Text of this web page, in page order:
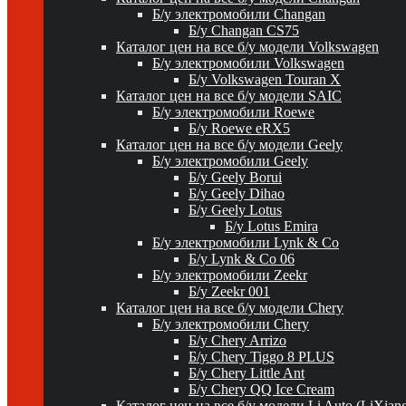
Б/у электромобили Changan
Б/у Changan CS75
Каталог цен на все б/у модели Volkswagen
Б/у электромобили Volkswagen
Б/у Volkswagen Touran X
Каталог цен на все б/у модели SAIC
Б/у электромобили Roewe
Б/у Roewe eRX5
Каталог цен на все б/у модели Geely
Б/у электромобили Geely
Б/у Geely Borui
Б/у Geely Dihao
Б/у Geely Lotus
Б/у Lotus Emira
Б/у электромобили Lynk & Co
Б/у Lynk & Co 06
Б/у электромобили Zeekr
Б/у Zeekr 001
Каталог цен на все б/у модели Chery
Б/у электромобили Chery
Б/у Chery Arrizo
Б/у Chery Tiggo 8 PLUS
Б/у Chery Little Ant
Б/у Chery QQ Ice Cream